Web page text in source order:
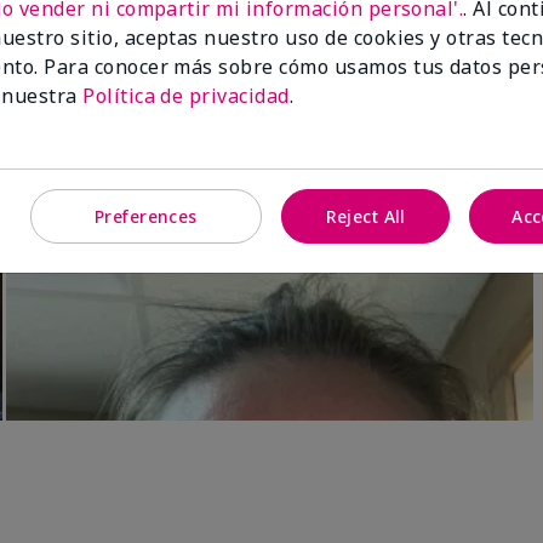
3D Foundation
rosados fríos)
Skinvigorate™ Duo Facial
especial†
$95.00
vender ni compartir mi información personal'.. Al
sitio, aceptas nuestro uso de cookies y otras
Para conocer más sobre cómo usamos tus datos
Política de privacidad.
Preferences Reject All